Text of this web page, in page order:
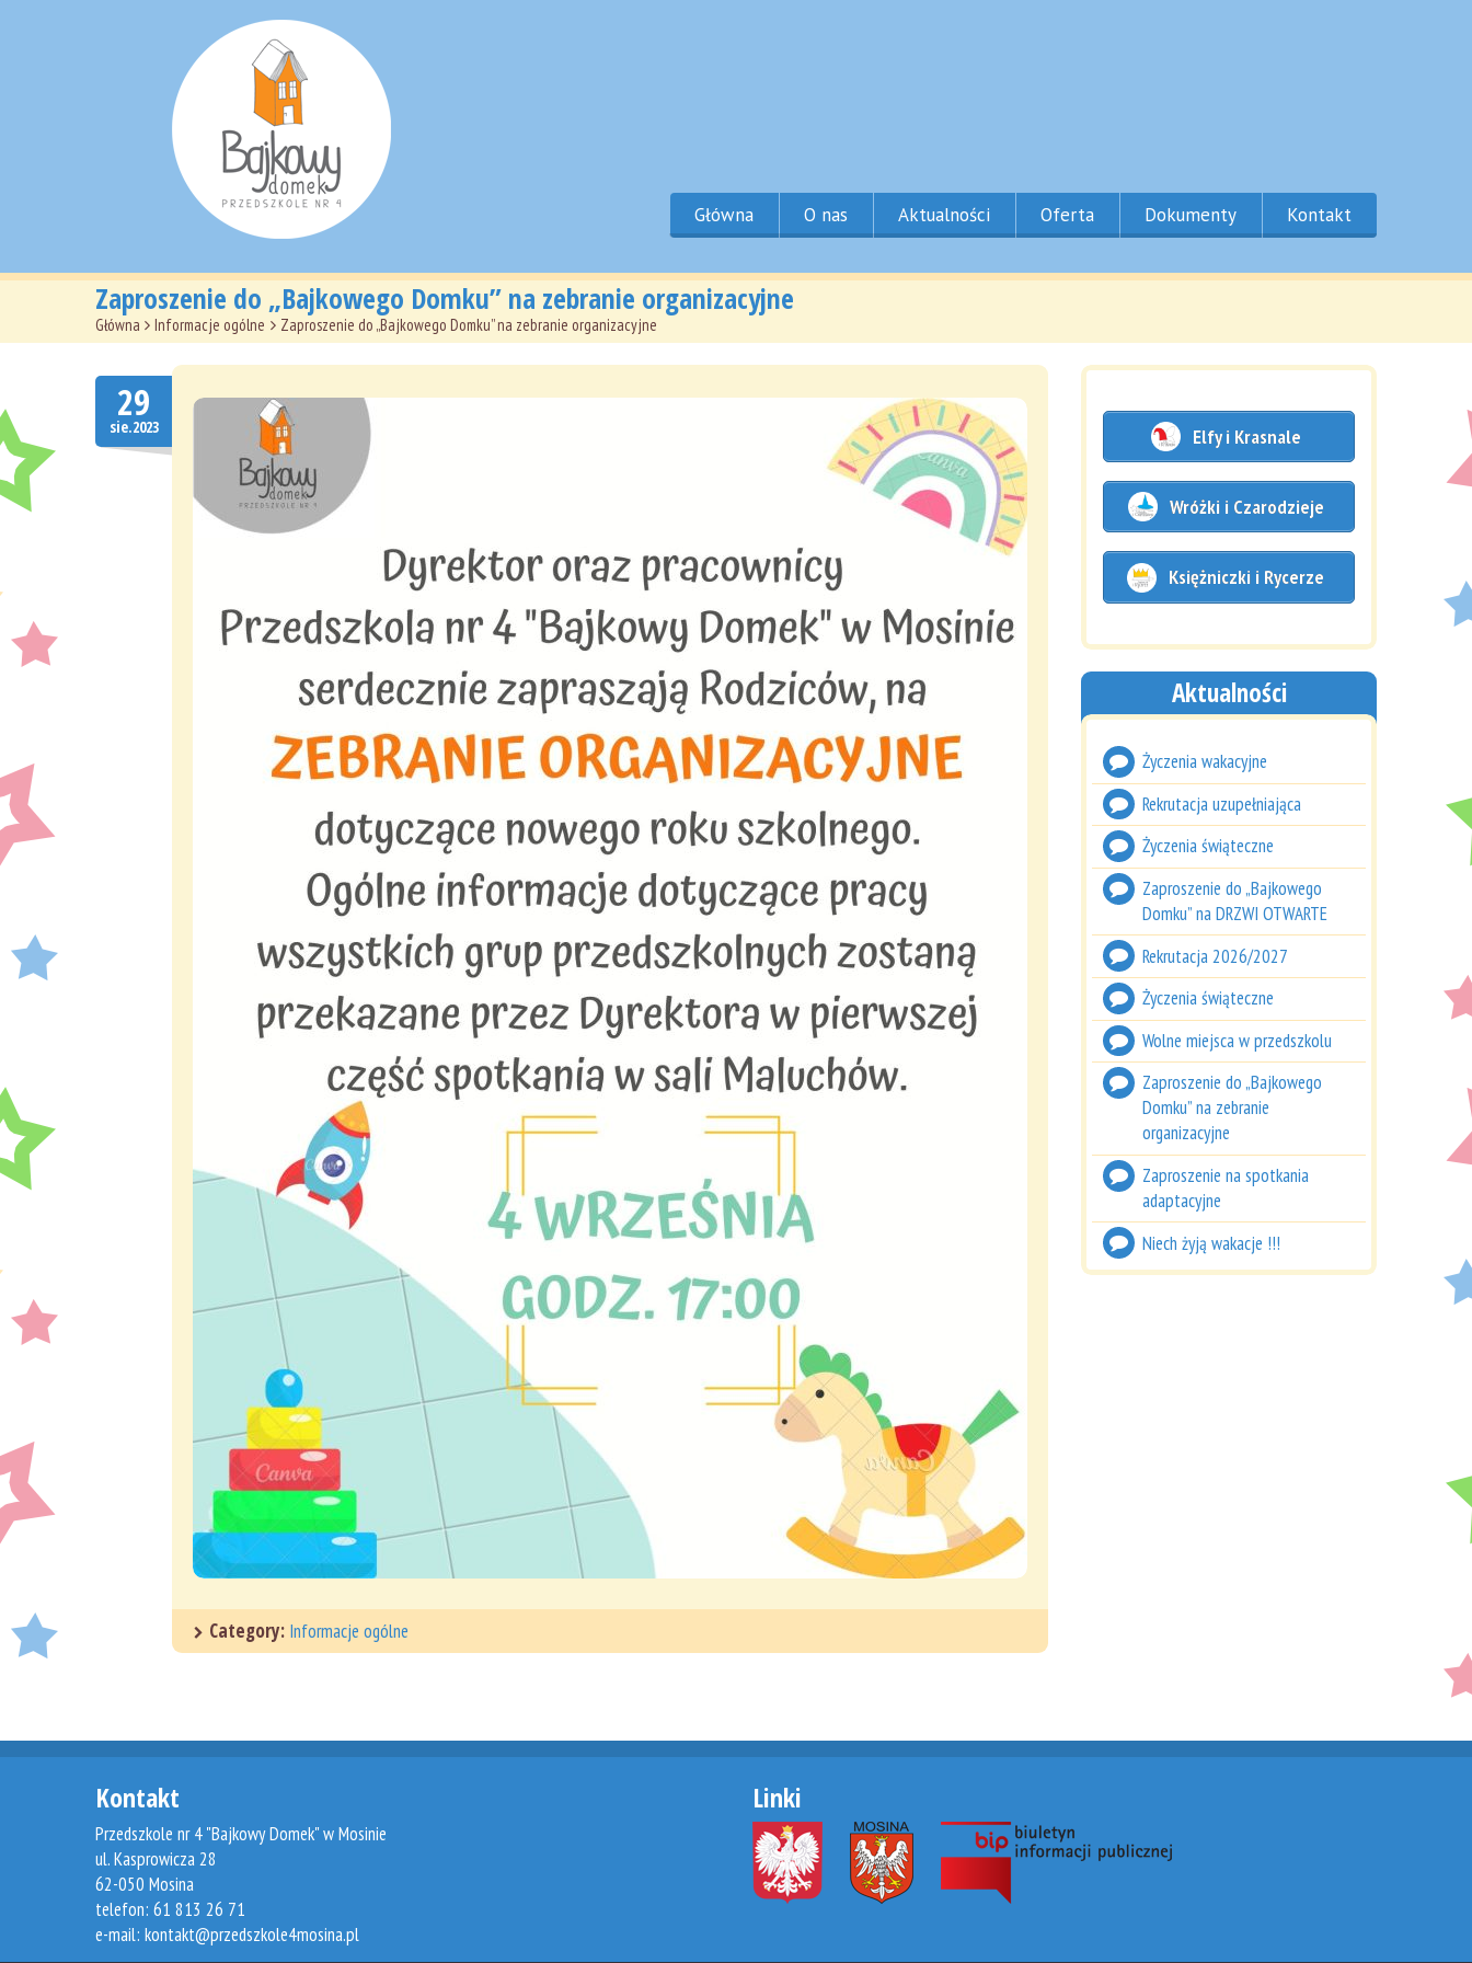
Główna O nas Aktualności Oferta Dokumenty Kontakt
Zaproszenie do „Bajkowego Domku” na zebranie organizacyjne
Główna > Informacje ogólne > Zaproszenie do „Bajkowego Domku” na zebranie organizacyjne
29
sie.2023
Category: Informacje ogólne
Elfy i Krasnale
Wróżki i Czarodzieje
Księżniczki i Rycerze
Aktualności
Życzenia wakacyjne
Rekrutacja uzupełniająca
Życzenia świąteczne
Zaproszenie do „Bajkowego
Domku” na DRZWI OTWARTE
Rekrutacja 2026/2027
Życzenia świąteczne
Wolne miejsca w przedszkolu
Zaproszenie do „Bajkowego
Domku” na zebranie
organizacyjne
Zaproszenie na spotkania
adaptacyjne
Niech żyją wakacje !!!
Kontakt
Przedszkole nr 4 "Bajkowy Domek" w Mosinie
ul. Kasprowicza 28
62-050 Mosina
telefon: 61 813 26 71
e-mail: kontakt@przedszkole4mosina.pl
Linki